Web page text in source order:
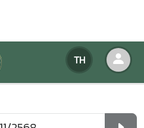
TH
งหน่วยงาน
น